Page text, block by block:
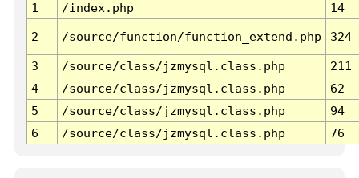
1
/index.php 14
2 /source/function/function_extend.php 324
3 /source/class/jzmysql.class.php
211
4
/source/class/jzmysql.class.php
62
5
/source/class/jzmysql.class.php
94
6
/source/class/jzmysql.class.php 76